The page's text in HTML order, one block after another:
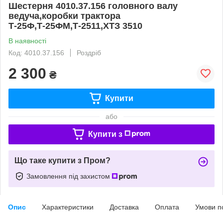
Шестерня 4010.37.156 головного валу
ведуча,коробки трактора
Т-25Ф,Т-25ФМ,Т-2511,ХТЗ 3510
В наявності
Код: 4010.37.156
Роздріб
2 300 ₴
Купити
або
Купити з
Що таке купити з Пром?
Замовлення під захистом
Опис Характеристики Доставка Оплата Умови